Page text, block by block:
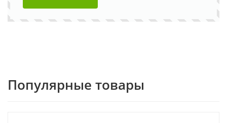
Популярные товары